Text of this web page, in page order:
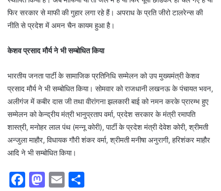
फिर सरकार से माफी की गुहार लगा रहे हैं। अपराध के प्रति जीरो टालरेन्स की
नीति से प्रदेश में अमन चैन कायम हुआ है।
केशव प्रसाद मौर्य ने भी सम्बोधित किया
भारतीय जनता पार्टी के सामाजिक प्रतिनिधि सम्मेलन को उप मुख्यमंत्री केशव
प्रसाद मौर्य ने भी सम्बोधित किया। सोमवार को राजधानी लखनऊ के पंचायत भवन,
अलीगंज में कबीर दास जी तथा वीरांगना झलकारी बाई को नमन करके प्रारम्भ हुए
सम्मेलन को केन्द्रीय मंत्री भानुप्रताप वर्मा, प्रदेश सरकार के मंत्री रमापति
शास्त्री, मनोहर लाल पंथ (मन्नू कोरी), पार्टी के प्रदेश मंत्री देवेश कोरी, श्रीमती
अन्जुला माहौर, विधायक गौरी शंकर वर्मा, श्रीमती मनीषा अनुरागी, हरिशंकर माहौर
आदि ने भी सम्बोधित किया।
F
M E